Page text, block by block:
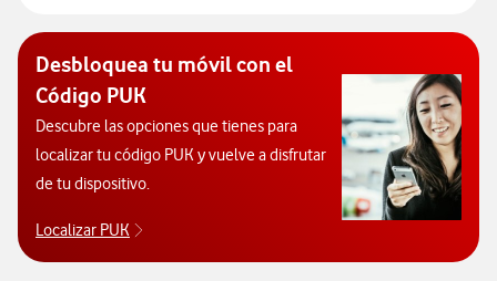
Desbloquea tu móvil con el
Código PUK
Descubre las opciones que tienes para
localizar tu código PUK y vuelve a disfrutar
de tu dispositivo.
Localizar PUK
Para poder consultar el código PUK y